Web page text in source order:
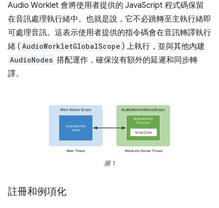
Audio Worklet 會將使用者提供的 JavaScript 程式碼保留
在音訊處理執行緒中。也就是說，它不必跳轉至主執行緒即
可處理音訊。這表示使用者提供的指令碼會在音訊轉譯執行
緒 ( AudioWorkletGlobalScope ) 上執行，並與其他內建
AudioNodes 搭配運作，確保沒有額外的延遲和同步轉
譯。
圖 1
註冊和例項化